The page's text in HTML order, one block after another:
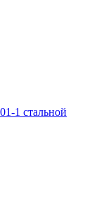
1 стальной